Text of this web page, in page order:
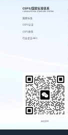
CSPS/国家标准体系
CSPS/NATIONAL STANDARD SYSTEM
国家标准
CSPS认证
CSPS体系
行业会议AIEC
商务联系